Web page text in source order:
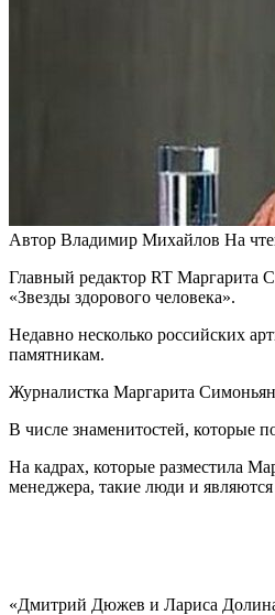
Автор Владимир Михайлов На
Главный редактор RT Маргарита
«Звезды здорового человека».
Недавно несколько российских
памятникам.
Журналистка Маргарита
В числе знаменитостей,
На кадрах, которые разместила
менеджера, такие люди и
«Дмитрий Дюжев и Лариса